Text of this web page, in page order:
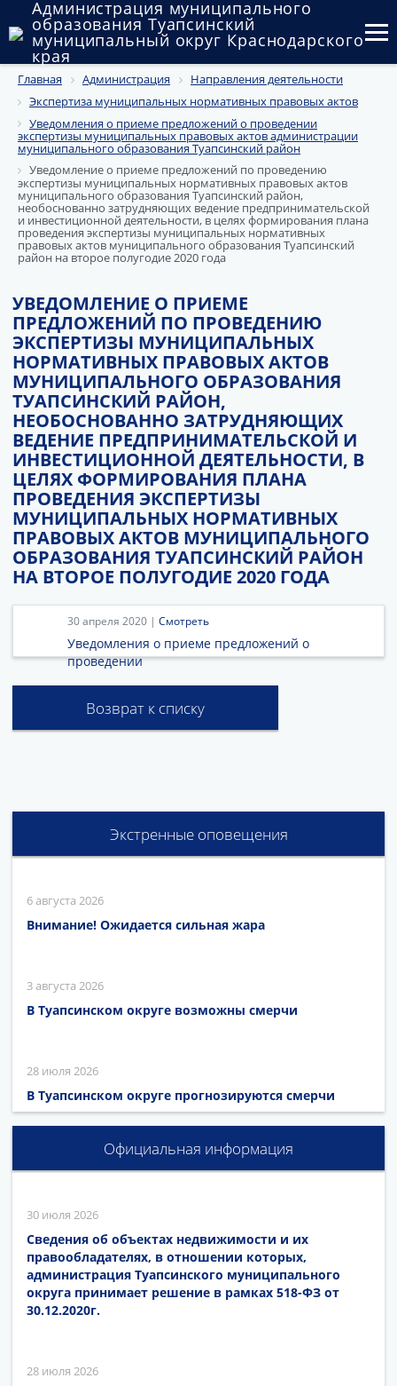
Администрация муниципального
образования Туапсинский
муниципальный округ Краснодарского
края
Округ
Администрация
Муниципальные закупки
Государственный и муниципальный контроль
Муниципальное имущество
Документы
Главная Администрация
Направления деятельности
Экспертиза муниципальных нормативных правовых актов
Уведомления о приеме предложений о проведении
экспертизы муниципальных правовых актов администрации
муниципального образования Туапсинский район
Уведомление о приеме предложений по проведению
экспертизы муниципальных нормативных правовых актов
муниципального образования Туапсинский район,
необоснованно затрудняющих ведение предпринимательской
и инвестиционной деятельности, в целях формирования плана
проведения экспертизы муниципальных нормативных
правовых актов муниципального образования Туапсинский
район на второе полугодие 2020 года
УВЕДОМЛЕНИЕ О ПРИЕМЕ
ПРЕДЛОЖЕНИЙ ПО ПРОВЕДЕНИЮ
ЭКСПЕРТИЗЫ МУНИЦИПАЛЬНЫХ
НОРМАТИВНЫХ ПРАВОВЫХ АКТОВ
МУНИЦИПАЛЬНОГО ОБРАЗОВАНИЯ
ТУАПСИНСКИЙ РАЙОН,
НЕОБОСНОВАННО ЗАТРУДНЯЮЩИХ
ВЕДЕНИЕ ПРЕДПРИНИМАТЕЛЬСКОЙ И
ИНВЕСТИЦИОННОЙ ДЕЯТЕЛЬНОСТИ, В
ЦЕЛЯХ ФОРМИРОВАНИЯ ПЛАНА
ПРОВЕДЕНИЯ ЭКСПЕРТИЗЫ
МУНИЦИПАЛЬНЫХ НОРМАТИВНЫХ
ПРАВОВЫХ АКТОВ МУНИЦИПАЛЬНОГО
ОБРАЗОВАНИЯ ТУАПСИНСКИЙ РАЙОН
НА ВТОРОЕ ПОЛУГОДИЕ 2020 ГОДА
30 апреля 2020 | Смотреть
Уведомления о приеме предложений о
проведении
Возврат к списку
Экстренные оповещения
6 августа 2026
Внимание! Ожидается сильная жара
3 августа 2026
В Туапсинском округе возможны смерчи
28 июля 2026
В Туапсинском округе прогнозируются смерчи
Официальная информация
30 июля 2026
Сведения об объектах недвижимости и их
правообладателях, в отношении которых,
администрация Туапсинского муниципального
округа принимает решение в рамках 518-ФЗ от
30.12.2020г.
28 июля 2026